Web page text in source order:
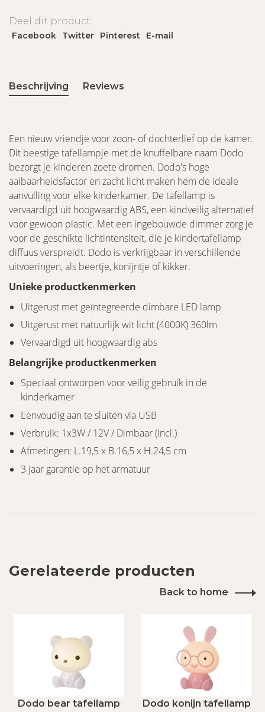
Deel dit product:
Facebook Twitter Pinterest E-mail
Beschrijving Reviews
Een nieuw vriendje voor zoon- of dochterlief op de kamer.
Dit beestige tafellampje met de knuffelbare naam Dodo
bezorgt je kinderen zoete dromen. Dodo's hoge
aaibaarheidsfactor en zacht licht maken hem de ideale
aanvulling voor elke kinderkamer. De tafellamp is
vervaardigd uit hoogwaardig ABS, een kindveilig alternatief
voor gewoon plastic. Met een ingebouwde dimmer zorg je
voor de geschikte lichtintensiteit, die je kindertafellamp
diffuus verspreidt. Dodo is verkrijgbaar in verschillende
uitvoeringen, als beertje, konijntje of kikker.
Unieke productkenmerken
Uitgerust met geïntegreerde dimbare LED lamp
Uitgerust met natuurlijk wit licht (4000K) 360lm
Vervaardigd uit hoogwaardig abs
Belangrijke productkenmerken
Speciaal ontworpen voor veilig gebruik in de
kinderkamer
Eenvoudig aan te sluiten via USB
Verbruik: 1x3W / 12V / Dimbaar (incl.)
Afmetingen: L.19,5 x B.16,5 x H.24,5 cm
3 Jaar garantie op het armatuur
Gerelateerde producten
Back to home
Dodo bear tafellamp Dodo konijn tafellamp